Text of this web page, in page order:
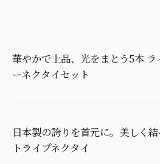
華やかで上品、光をまとう5本 ラ
ーネクタイセット
日本製の誇りを首元に。美しく
トライプネクタイ